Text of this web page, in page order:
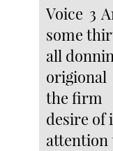
Voice 3
some
all
the firm
desire of
attention